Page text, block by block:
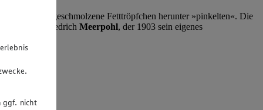
wurde und geschmolzene Fetttröpfchen herunter »pinkelten«. Die
So war es Friedrich Meerpohl, der 1903 sein eigenes
ggf. nicht